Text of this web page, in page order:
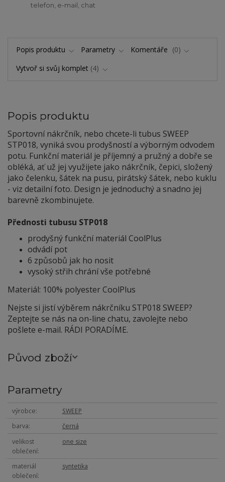
telefon, e-mail, chat
Popis produktu Parametry Komentáře
0
Vytvoř si svůj komplet 4
Popis produktu
Sportovní nákrčník, nebo chcete-li tubus SWEEP
STP018, vyniká svou prodyšností a výborným odvodem
potu. Funkční materiál je příjemný a pružný a dobře se
obléká, ať už jej využijete jako nákrčník, čepici, složený
jako čelenku, šátek na pusu, pirátský šátek, nebo kuklu
- viz detailní foto. Design je jednoduchý a snadno jej
barevně zkombinujete.
Přednosti tubusu STP018
prodyšný funkční materiál CoolPlus
odvádí pot
6 způsobů jak ho nosit
vysoký střih chrání vše potřebné
Materiál: 100% polyester CoolPlus
Nejste si jistí výběrem nákrčníku STP018 SWEEP?
Zeptejte se nás na on-line chatu, zavolejte nebo
pošlete e-mail. RÁDI PORADÍME.
Původ zboží
Parametry
výrobce
SWEEP
barva
černá
velikost
oblečení
one size
materiál
oblečení
syntetika